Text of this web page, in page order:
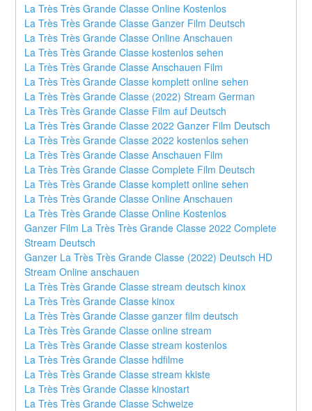
La Très Très Grande Classe Online Kostenlos
La Très Très Grande Classe Ganzer Film Deutsch
La Très Très Grande Classe Online Anschauen
La Très Très Grande Classe kostenlos sehen
La Très Très Grande Classe Anschauen Film
La Très Très Grande Classe komplett online sehen
La Très Très Grande Classe (2022) Stream German
La Très Très Grande Classe Film auf Deutsch
La Très Très Grande Classe 2022 Ganzer Film Deutsch
La Très Très Grande Classe 2022 kostenlos sehen
La Très Très Grande Classe Anschauen Film
La Très Très Grande Classe Complete Film Deutsch
La Très Très Grande Classe komplett online sehen
La Très Très Grande Classe Online Anschauen
La Très Très Grande Classe Online Kostenlos
Ganzer Film La Très Très Grande Classe 2022 Complete
Stream Deutsch
Ganzer La Très Très Grande Classe (2022) Deutsch HD
Stream Online anschauen
La Très Très Grande Classe stream deutsch kinox
La Très Très Grande Classe kinox
La Très Très Grande Classe ganzer film deutsch
La Très Très Grande Classe online stream
La Très Très Grande Classe stream kostenlos
La Très Très Grande Classe hdfilme
La Très Très Grande Classe stream kkiste
La Très Très Grande Classe kinostart
La Très Très Grande Classe Schweize